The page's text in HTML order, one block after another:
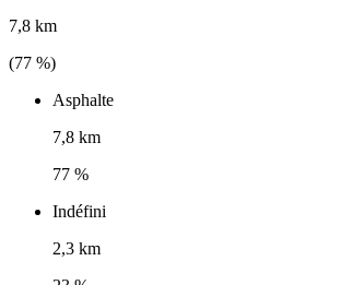
7,8 km
(77 %)
Asphalte
7,8 km
77 %
Indéfini
2,3 km